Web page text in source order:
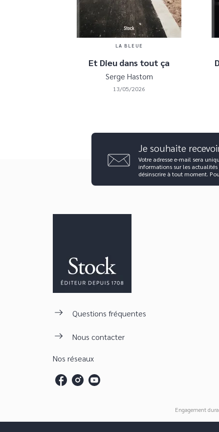
LA BLEUE
Et Dieu dans tout ça
Serge Hastom
13/05/2026
Je souhaite
Votre adresse e-mail sera
informations sur les actualités
désinscrire à tout moment.
Questions fréquentes
Nous contacter
Nos réseaux
Engagement